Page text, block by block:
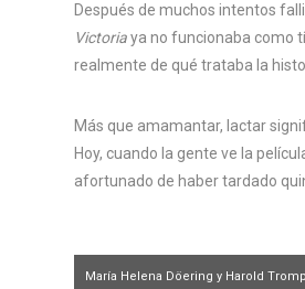
Después de muchos intentos
Victoriaya no funcionaba como
realmente de qué trataba la
Más que amamantar, lactar
Hoy, cuando la gente ve la
afortunado de haber tardado
María Helena Döering y Harold